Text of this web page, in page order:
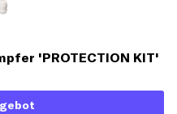
'PROTECTION KIT'